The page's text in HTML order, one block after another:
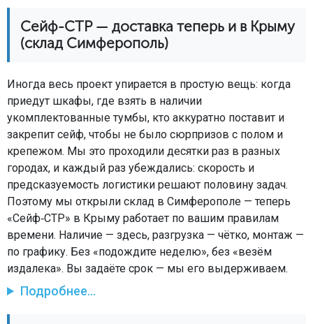
Сейф-СТР — доставка теперь и в Крыму
(склад Симферополь)
Иногда весь проект упирается в простую вещь: когда
приедут шкафы, где взять в наличии
укомплектованные тумбы, кто аккуратно поставит и
закрепит сейф, чтобы не было сюрпризов с полом и
крепежом. Мы это проходили десятки раз в разных
городах, и каждый раз убеждались: скорость и
предсказуемость логистики решают половину задач.
Поэтому мы открыли склад в Симферополе — теперь
«Сейф‑СТР» в Крыму работает по вашим правилам
времени. Наличие — здесь, разгрузка — чётко, монтаж —
по графику. Без «подождите неделю», без «везём
издалека». Вы задаёте срок — мы его выдерживаем.
Подробнее...